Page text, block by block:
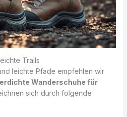
Trails
leichte Pfade empfehlen wir
Wanderschuhe für
sich durch folgende